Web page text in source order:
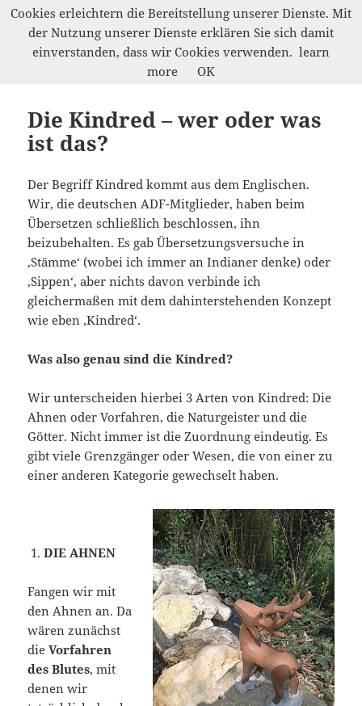
Werkelwald
Die Kindred – wer oder was
ist das?
Der Begriff Kindred kommt aus dem Englischen.
Wir, die deutschen ADF-Mitglieder, haben beim
Übersetzen schließlich beschlossen, ihn
beizubehalten. Es gab Übersetzungsversuche in
‚Stämme‘ (wobei ich immer an Indianer denke) oder
‚Sippen‘, aber nichts davon verbinde ich
gleichermaßen mit dem dahinterstehenden Konzept
wie eben ‚Kindred‘.
Was also genau sind die Kindred?
Wir unterscheiden hierbei 3 Arten von Kindred: Die
Ahnen oder Vorfahren, die Naturgeister und die
Götter. Nicht immer ist die Zuordnung eindeutig. Es
gibt viele Grenzgänger oder Wesen, die von einer zu
einer anderen Kategorie gewechselt haben.
DIE AHNEN
Fangen wir mit
den Ahnen an. Da
wären zunächst
dieVorfahren
des Blutes, mit
denen wir
Cookies erleichtern die Bereitstellung unserer Dienste. Mit
der Nutzung unserer Dienste erklären Sie sich damit
einverstanden, dass wir Cookies verwenden. learn
more
OK